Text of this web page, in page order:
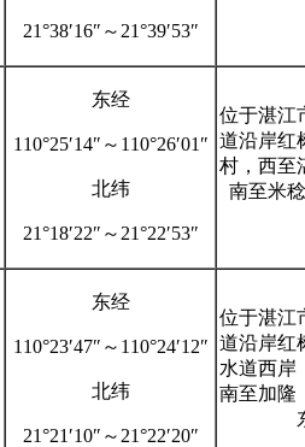
21°38′16″～21°39′53″
东经
110°25′14″～110°26′01″
北纬
21°18′22″～21°22′53″
位于湛江
道沿岸红
村，西至
南至米
东经
110°23′47″～110°24′12″
北纬
21°21′10″～21°22′20″
位于湛江
道沿岸红
水道西岸
南至加隆